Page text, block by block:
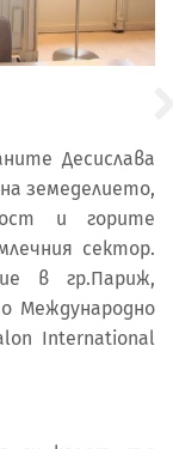
Десислава
земеделието,
и горите
сектор.
в гр.Париж,
Международно
International